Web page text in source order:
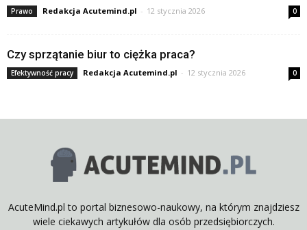
Prawo Redakcja Acutemind.pl - 12 stycznia 2026 0
Czy sprzątanie biur to ciężka praca?
Efektywność pracy Redakcja Acutemind.pl - 12 stycznia 2026 0
AcuteMind.pl to portal biznesowo-naukowy, na którym znajdziesz
wiele ciekawych artykułów dla osób przedsiębiorczych.